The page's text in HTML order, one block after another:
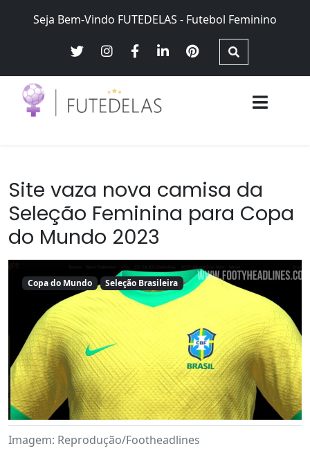
Seja Bem-Vindo FUTEDELAS - Futebol Feminino
Futedelas – Futebol Feminino
Futebol Feminino no Brasil – Brasileirão Futebol Feminino,
Seleção Brasileira Feminina, equidade e justiça de gênero
Site vaza nova camisa da
Seleção Feminina para Copa
do Mundo 2023
Copa do Mundo Seleção Brasileira
Imagem: Reprodução/Footheadlines